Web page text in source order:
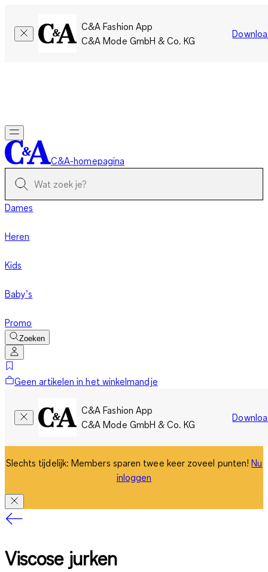
C&A Fashion App
C&A Mode GmbH & Co. KG
C&A-homepagina
Dames
Heren
Kids
Baby’s
Promo
Zoeken
Geen artikelen in het winkelmandje
C&A Fashion App
C&A Mode GmbH & Co. KG
Slechts tijdelijk: Members sparen twee keer zoveel punten!Nu
inloggen
Viscose jurken